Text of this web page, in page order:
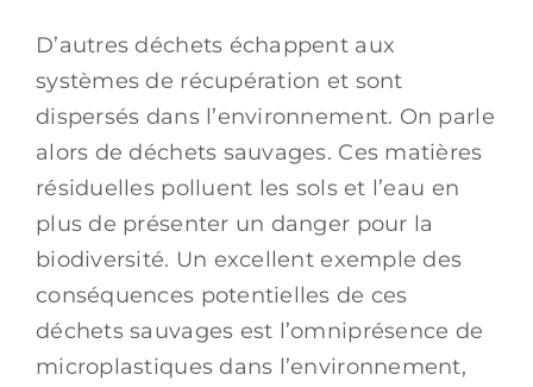
D’autres déchets échappent aux
systèmes de récupération et sont
dispersés dans l’environnement. On parle
alors de déchets sauvages. Ces matières
résiduelles polluent les sols et l’eau en
plus de présenter un danger pour la
biodiversité. Un excellent exemple des
conséquences potentielles de ces
déchets sauvages est l’omniprésence de
microplastiques dans l’environnement,